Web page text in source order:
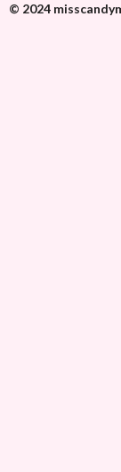
© 2024